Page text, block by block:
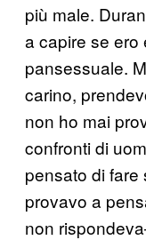
più male.
a capire se ero
pansessuale.
carino,
non ho mai
confronti di
pensato di
provavo a
non